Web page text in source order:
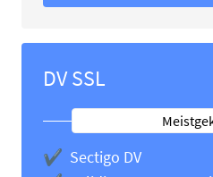
DV SSL
✔ Sectigo DV